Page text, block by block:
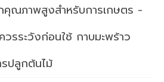
คุณภาพสูงสำหรับการเกษตร -
วรระวังก่อนใช้ กาบมะพร้าว
ปลูกต้นไม้